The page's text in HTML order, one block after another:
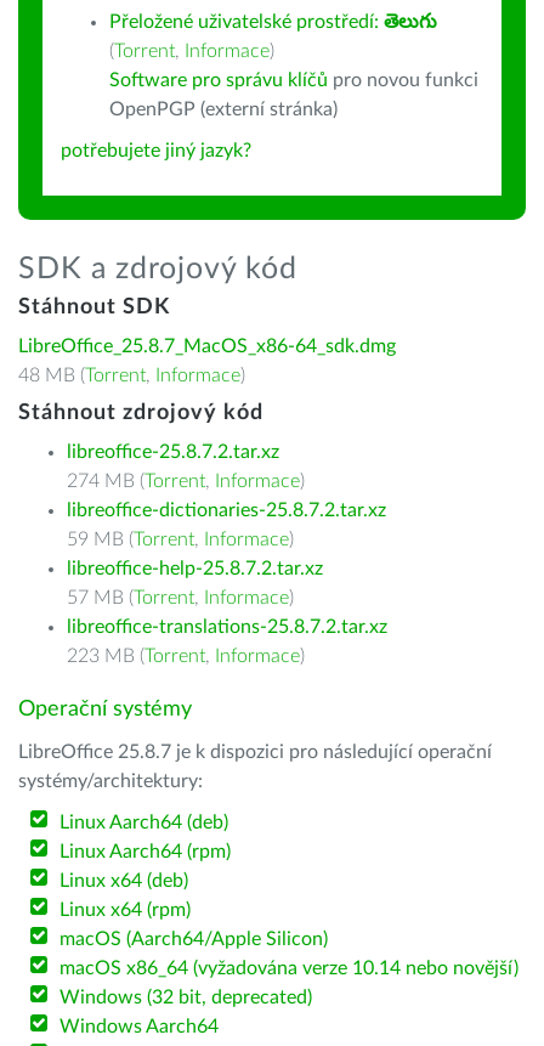
Přeložené uživatelské prostředí: తెలుగు
(Torrent, Informace)
Software pro správu klíčů pro novou funkci
OpenPGP (externí stránka)
potřebujete jiný jazyk?
SDK a zdrojový kód
Stáhnout SDK
LibreOffice_25.8.7_MacOS_x86-64_sdk.dmg
48 MB (Torrent, Informace)
Stáhnout zdrojový kód
libreoffice-25.8.7.2.tar.xz
274 MB (Torrent, Informace)
libreoffice-dictionaries-25.8.7.2.tar.xz
59 MB (Torrent, Informace)
libreoffice-help-25.8.7.2.tar.xz
57 MB (Torrent, Informace)
libreoffice-translations-25.8.7.2.tar.xz
223 MB (Torrent, Informace)
Operační systémy
LibreOffice 25.8.7 je k dispozici pro následující operační
systémy/architektury:
Linux Aarch64 (deb)
Linux Aarch64 (rpm)
Linux x64 (deb)
Linux x64 (rpm)
macOS (Aarch64/Apple Silicon)
macOS x86_64 (vyžadována verze 10.14 nebo novější)
Windows (32 bit, deprecated)
Windows Aarch64